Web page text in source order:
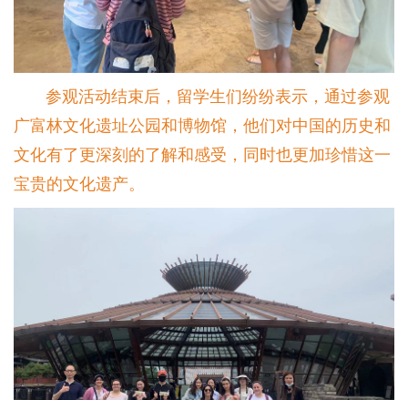
参观活动结束后，留学生们纷纷表示，通过参观
广富林文化遗址公园和博物馆，他们对中国的历史和
文化有了更深刻的了解和感受，同时也更加珍惜这一
宝贵的文化遗产。